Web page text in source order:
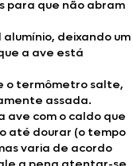
para que não abram
deixando um
a ave está
o termômetro salte,
assada.
ave com o caldo que
até dourar (o tempo
varia de acordo